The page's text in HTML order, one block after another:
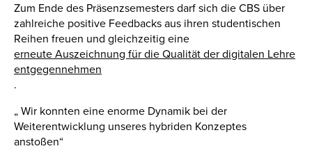
Zum Ende des Präsenzsemesters darf sich die CBS über
zahlreiche positive Feedbacks aus ihren studentischen
Reihen freuen und gleichzeitig eine
erneute Auszeichnung für die Qualität der digitalen Lehre
entgegennehmen
.
„ Wir konnten eine enorme Dynamik bei der
Weiterentwicklung unseres hybriden Konzeptes
anstoßen“